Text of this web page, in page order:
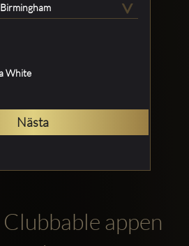
Birmingham
>
White
Nästa
appen